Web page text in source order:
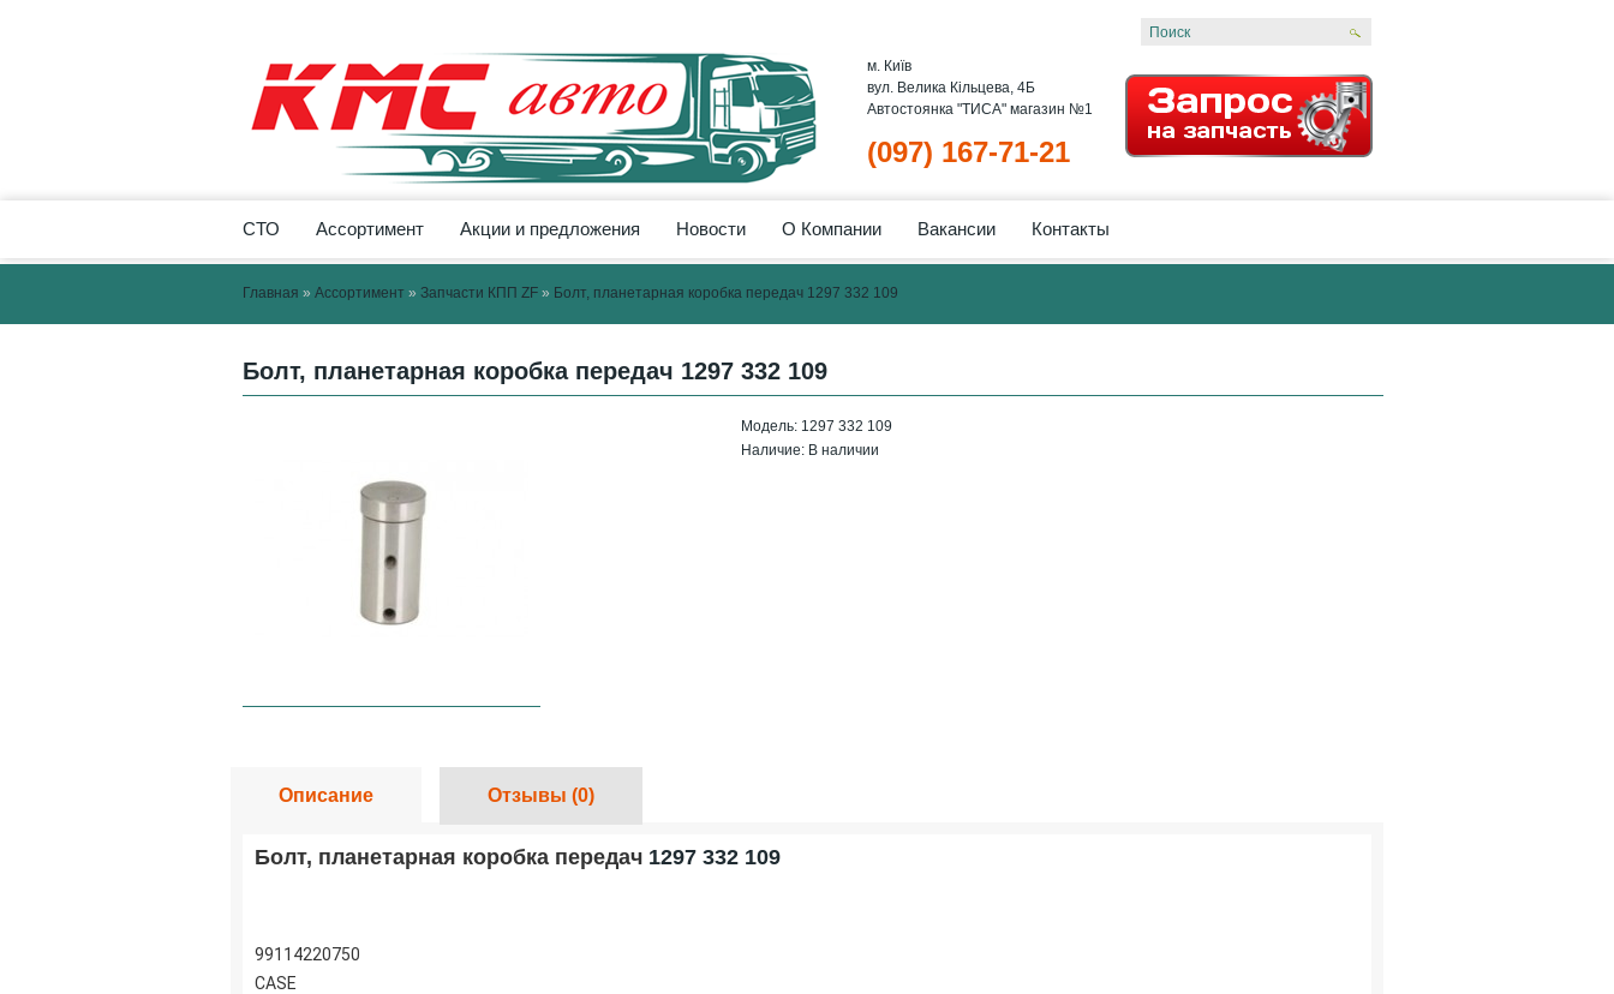
м. Київ
вул. Велика Кільцева, 4Б
Автостоянка "ТИСА" магазин №1
(097) 167-71-21
СТО Ассортимент Акции и предложения Новости О Компании Вакансии Контакты
Главная » Ассортимент » Запчасти КПП ZF » Болт, планетарная коробка передач 1297 332 109
Болт, планетарная коробка передач 1297 332 109
Модель: 1297 332 109
Наличие: В наличии
Описание Отзывы (0)
Болт, планетарная коробка передач 1297 332 109
99114220750
CASE